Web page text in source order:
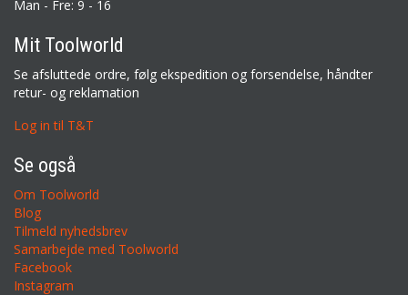
Man - Fre: 9 - 16
Mit Toolworld
Se afsluttede ordre, følg ekspedition og forsendelse, håndter
retur- og reklamation
Log in til T&T
Se også
Om Toolworld
Blog
Tilmeld nyhedsbrev
Samarbejde med Toolworld
Facebook
Instagram